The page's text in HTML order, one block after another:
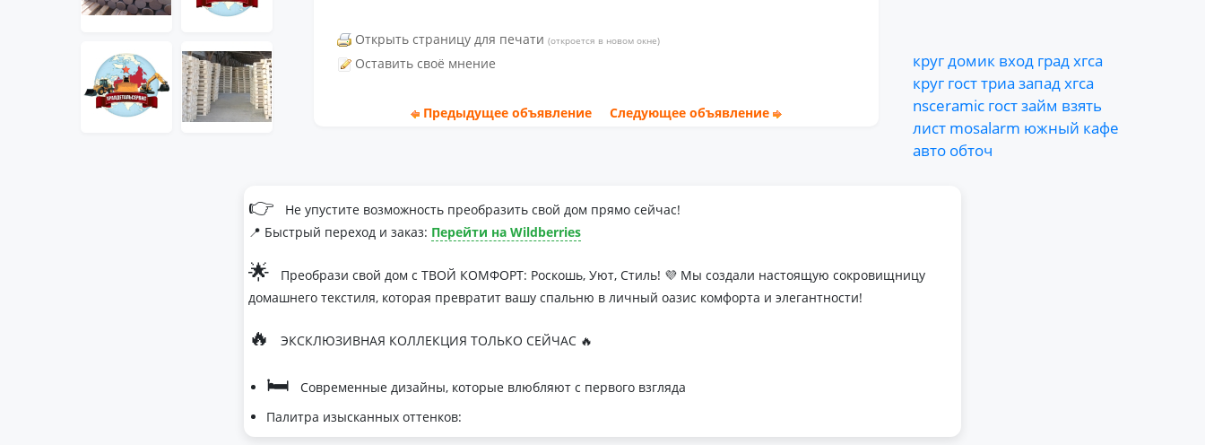
Открыть страницу для печати (откроется в новом окне)
Оставить своё мнение
Предыдущее объявление Следующее объявление
кругдомик вход градхгса
круг госттриа западхгса
nsceramic гостзайм взять
лист mosalarm южный кафе
авто обточ
👉
Не упустите возможность преобразить свой дом прямо сейчас!
📍 Быстрый переход и заказ: Перейти на Wildberries
🌟
Преобрази свой дом с ТВОЙ КОМФОРТ: Роскошь, Уют, Стиль! 💜 Мы создали настоящую сокровищницу
домашнего текстиля, которая превратит вашу спальню в личный оазис комфорта и элегантности!
🔥 ЭКСКЛЮЗИВНАЯ КОЛЛЕКЦИЯ ТОЛЬКО СЕЙЧАС 🔥
🛏
Современные дизайны, которые влюбляют с первого взгляда
Палитра изысканных оттенков: